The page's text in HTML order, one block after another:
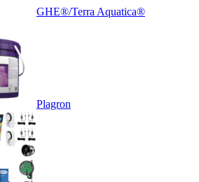
GHE®/Terra Aquatica®
Plagron